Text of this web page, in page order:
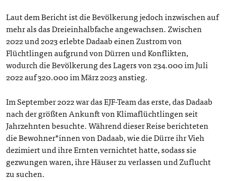
Laut dem Bericht ist die Bevölkerung jedoch inzwischen auf
mehr als das Dreieinhalbfache angewachsen. Zwischen
2022 und 2023 erlebte Dadaab einen Zustrom von
Flüchtlingen aufgrund von Dürren und Konflikten,
wodurch die Bevölkerung des Lagers von 234.000 im Juli
2022 auf 320.000 im März 2023 anstieg.
Im September 2022 war das EJF-Team das erste, das Dadaab
nach der größten Ankunft von Klimaflüchtlingen seit
Jahrzehnten besuchte. Während dieser Reise berichteten
die Bewohner*innen von Dadaab, wie die Dürre ihr Vieh
dezimiert und ihre Ernten vernichtet hatte, sodass sie
gezwungen waren, ihre Häuser zu verlassen und Zuflucht
zu suchen.